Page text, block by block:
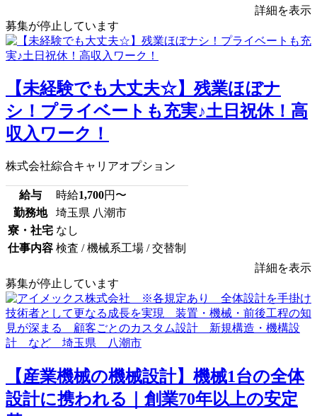
詳細を表示
募集が停止しています
【未経験でも大丈夫☆】残業ほぼナ
シ！プライベートも充実♪土日祝休！高
収入ワーク！
株式会社綜合キャリアオプション
給与 時給1,700円〜
勤務地
埼玉県 八潮市
寮・社宅 なし
仕事内容 検査 / 機械系工場 / 交替制
詳細を表示
募集が停止しています
【産業機械の機械設計】機械1台の全体
設計に携われる｜創業70年以上の安定